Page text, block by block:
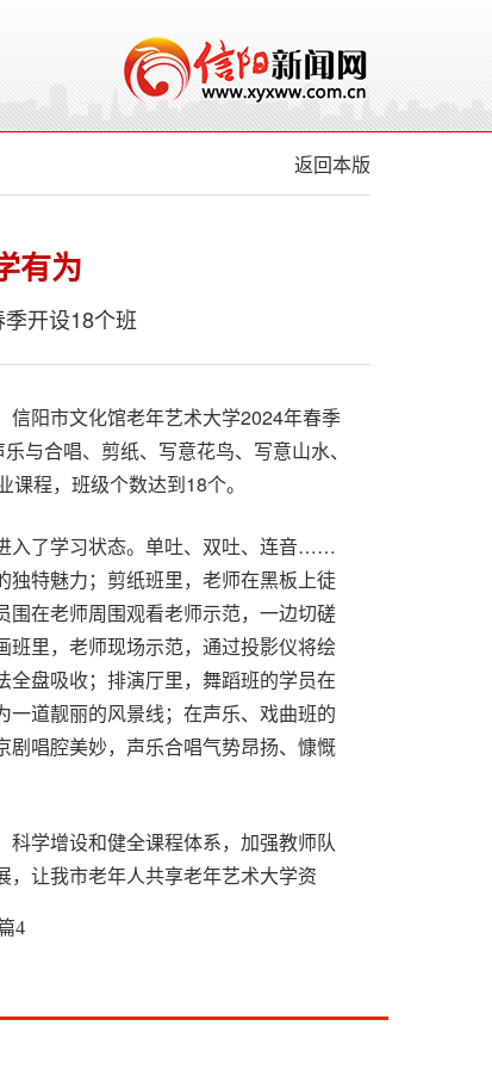
返回本版
有为
开设18个班
阳市文化馆老年艺术大学2024年春季
与合唱、剪纸、写意花鸟、写意山水、
程，班级个数达到18个。
入了学习状态。单吐、双吐、连音……
独特魅力；剪纸班里，老师在黑板上徒
在老师周围观看老师示范，一边切磋
里，老师现场示范，通过投影仪将绘
盘吸收；排演厅里，舞蹈班的学员在
道靓丽的风景线；在声乐、戏曲班的
唱腔美妙，声乐合唱气势昂扬、慷慨
学增设和健全课程体系，加强教师队
让我市老年人共享老年艺术大学资
4